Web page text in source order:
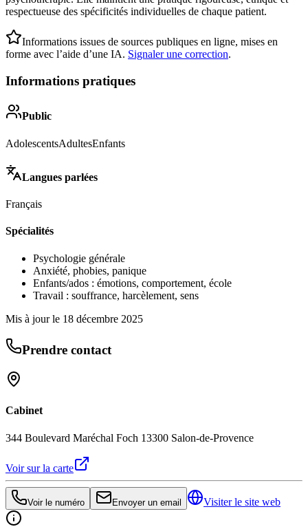
respectueuse des spécificités individuelles de chaque patient.
Informations issues de sources publiques en ligne, mises en
forme avec l’aide d’une IA. Signaler une correction.
Informations pratiques
Public
AdolescentsAdultesEnfants
Langues parlées
Français
Spécialités
Psychologie générale
Anxiété, phobies, panique
Enfants/ados : émotions, comportement, école
Travail : souffrance, harcèlement, sens
Mis à jour le 18 décembre 2025
Prendre contact
Cabinet
344 Boulevard Maréchal Foch 13300 Salon-de-Provence
Voir sur la carte
Voir le numéro Envoyer un email Visiter le site web